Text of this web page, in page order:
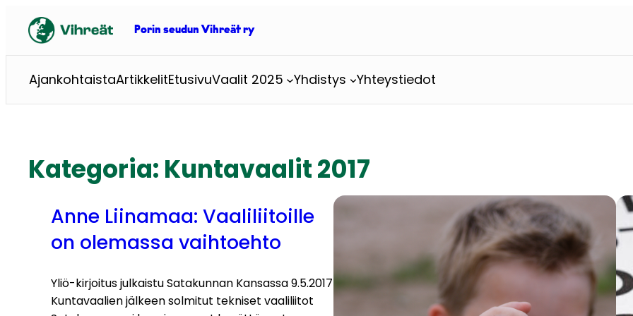
sisältöön
Porin seudun Vihreät ry
AjankohtaistaArtikkelitEtusivuVaalit 2025 Yhdistys Yhteystiedot
Kategoria: Kuntavaalit 2017
Anne Liinamaa: Vaaliliitoille
on olemassa vaihtoehto
Yliö-kirjoitus julkaistu Satakunnan Kansassa 9.5.2017
Kuntavaalien jälkeen solmitut tekniset vaaliliitot